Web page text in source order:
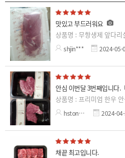
맛있고 부드러워요
상품명 : 무항생제 앞다
도, 중량)
shjin*** 2024-05-
안심 이번달 3번째입니다.
상품명 : 프리미엄 한우
급, 용도, 중량)
hston**
2024-
채끝 최고입니다.